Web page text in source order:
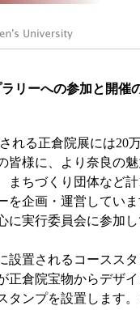
リーへの参加と開催
る正倉院展には20
皆様に、より奈良の
まちづくり団体など
を企画・運営してい
実行委員会に参加し
置されるコースス
正倉院宝物からデザ
タンプを設置します